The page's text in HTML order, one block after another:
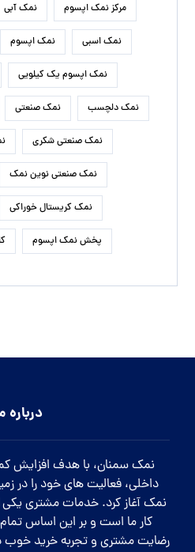
مرکز نمک اپسوم نمک آبی
نمک اسبی نمک اپسوم
نمک اپسوم یک کیلویی
نمک دلچسب نمک صنعتی
نمک صنعتی شکری
نمک صنعتی نوین نمک
نمک کریستال خوراکی
پخش نمک اپسوم
درباره
نمک سمنان، با هدف افزایش
داخلی، فعالیت های خود را در
نمک آغاز کرد. خدمات مشتری
کار ما است و بر این اساس
رضایت مشتری و تجربه خرید خوب